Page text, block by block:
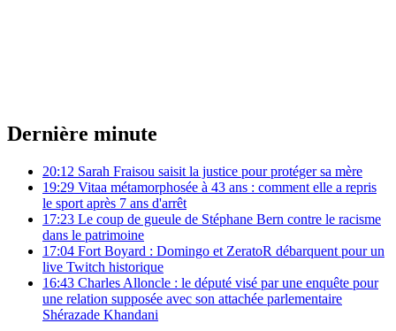
Dernière minute
20:12 Sarah Fraisou saisit la justice pour protéger sa mère
19:29 Vitaa métamorphosée à 43 ans : comment elle a repris
le sport après 7 ans d'arrêt
17:23 Le coup de gueule de Stéphane Bern contre le racisme
dans le patrimoine
17:04 Fort Boyard : Domingo et ZeratoR débarquent pour un
live Twitch historique
16:43 Charles Alloncle : le député visé par une enquête pour
une relation supposée avec son attachée parlementaire
Shérazade Khandani